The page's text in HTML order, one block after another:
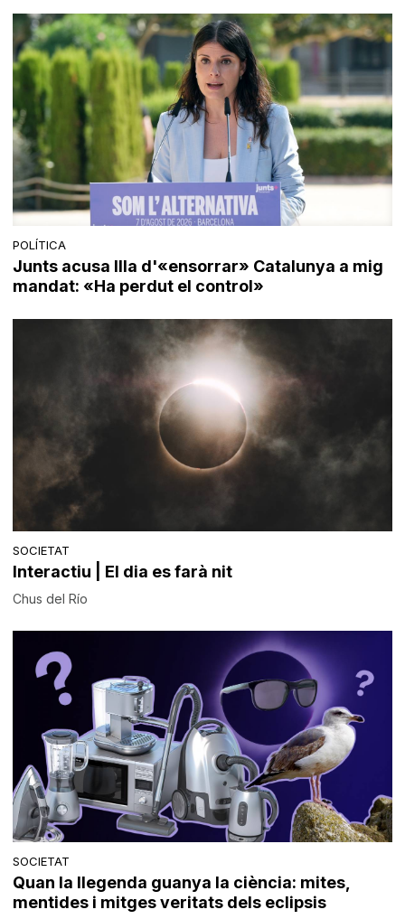
POLÍTICA
Junts acusa Illa d'«ensorrar» Catalunya a mig
mandat: «Ha perdut el control»
SOCIETAT
Interactiu | El dia es farà nit
Chus del Río
SOCIETAT
Quan la llegenda guanya la ciència: mites,
mentides i mitges veritats dels eclipsis